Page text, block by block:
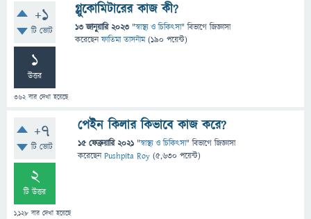
+1
টি ভোট
1
উত্তর
362বার দেখা হয়েছে
গ্লুকোমিটারের কাজ কী?
13 জানুয়ারি 2023 "স্বাস্থ্য ও চিকিৎসা" বিভাগে জিজ্ঞাসা
করেছেনফাতিমা তাসনীম (190 পয়েন্ট)
+7
টি ভোট
2
টি উত্তর
1,128 বার দেখা হয়েছে
পেইন কিলার কিভাবে কাজ করে?
15 ফেব্রুয়ারি 2021 "স্বাস্থ্য ও চিকিৎসা" বিভাগে জিজ্ঞাসা
করেছেনPushpita Roy (5,630 পয়েন্ট)